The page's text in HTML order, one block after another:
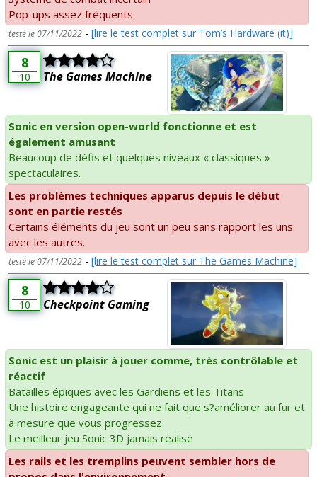
Pop-ups assez fréquents
testé le 07/11/2022 - [lire le test complet sur Tom’s Hardware (it)]
8
10 The Games Machine
Sonic en version open-world fonctionne et est
également amusant
Beaucoup de défis et quelques niveaux « classiques »
spectaculaires.
Les problèmes techniques apparus depuis le début
sont en partie restés
Certains éléments du jeu sont un peu sans rapport les uns
avec les autres.
testé le 07/11/2022 - [lire le test complet sur The Games Machine]
8
10 Checkpoint Gaming
Sonic est un plaisir à jouer comme, très contrôlable et
réactif
Batailles épiques avec les Gardiens et les Titans
Une histoire engageante qui ne fait que s?améliorer au fur et
à mesure que vous progressez
Le meilleur jeu Sonic 3D jamais réalisé
Les rails et les tremplins peuvent sembler hors de